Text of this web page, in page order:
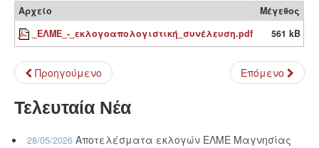
Αρχείο
Μέγεθος
_ΕΛΜΕ_-_εκλογοαπολογιστική_συνέλευση.pdf
561 kB
Προηγούμενο Επόμενο
Τελευταία Νέα
28/05/2026 Αποτελέσματα εκλογών ΕΛΜΕ Μαγνησίας